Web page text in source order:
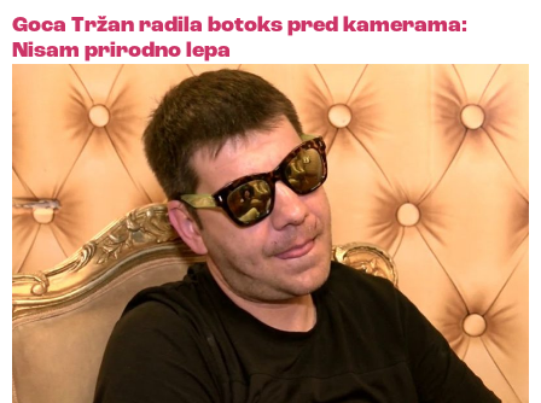
Goca Tržan radila botoks pred kamerama:
Nisam prirodno lepa